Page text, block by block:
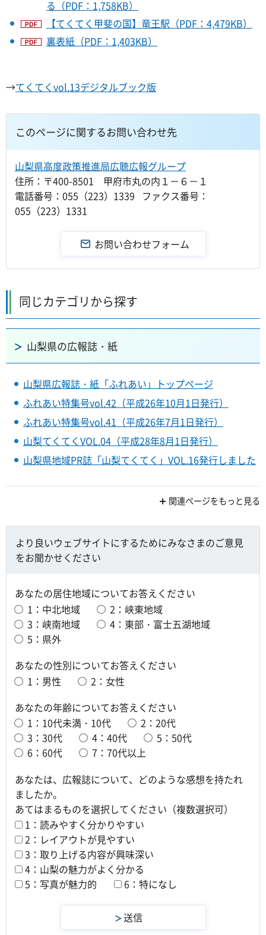
る（PDF：1,758KB）
【てくてく甲斐の国】竜王駅（PDF：4,479KB）
裏表紙（PDF：1,403KB）
→てくてくvol.13デジタルブック版
このページに関するお問い合わせ先
山梨県高度政策推進局広聴広報グループ
住所：〒400-8501 甲府市丸の内１－６－１
電話番号：055（223）1339 ファクス番号：
055（223）1331
同じカテゴリから探す
山梨県の広報誌・紙
山梨県広報誌・紙「ふれあい」トップページ
ふれあい特集号vol.42（平成26年10月1日発行）
ふれあい特集号vol.41（平成26年7月1日発行）
山梨てくてくVOL.04（平成28年8月1日発行）
山梨県地域PR誌「山梨てくてく」VOL.16発行しました
関連ページをもっと見る
より良いウェブサイトにするためにみなさまのご意見
をお聞かせください
あなたの居住地域についてお答えください
1：中北地域
2：峡東地域
3：峡南地域
4：東部・富士五湖地域
5：県外
あなたの性別についてお答えください
1：男性
2：女性
あなたの年齢についてお答えください
1：10代未満・10代
2：20代
3：30代
4：40代
5：50代
6：60代
7：70代以上
あなたは、広報誌について、どのような感想を持たれ
ましたか。
あてはまるものを選択してください（複数選択可）
1：読みやすく分かりやすい
2：レイアウトが見やすい
3：取り上げる内容が興味深い
4：山梨の魅力がよく分かる
5：写真が魅力的
6：特になし